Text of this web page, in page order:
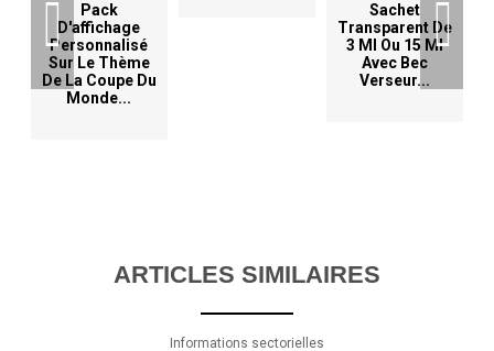
Pack
D'affichage
Personnalisé
Sur Le Thème
De La Coupe Du
Monde...
Sachet
Transparent De
3 Ml Ou 15 Ml
Avec Bec
Verseur...
ARTICLES SIMILAIRES
Informations sectorielles